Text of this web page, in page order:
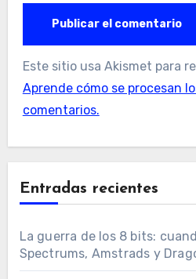
Este sitio usa Akismet para
Aprende cómo se procesan
comentarios.
Entradas recientes
La guerra de los 8 bits:
Spectrums, Amstrads y